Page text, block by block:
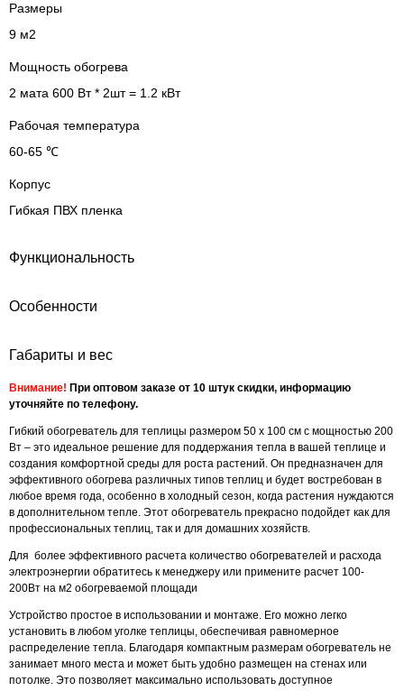
Размеры
9 м2
Мощность обогрева
2 мата 600 Вт * 2шт = 1.2 кВт
Рабочая температура
60-65 ℃
Корпус
Гибкая ПВХ пленка
Функциональность
Особенности
Габариты и вес
Внимание! При оптовом заказе от 10 штук скидки, информацию
уточняйте по телефону.
Гибкий обогреватель для теплицы размером 50 х 100 см с мощностью 200
Вт – это идеальное решение для поддержания тепла в вашей теплице и
создания комфортной среды для роста растений. Он предназначен для
эффективного обогрева различных типов теплиц и будет востребован в
любое время года, особенно в холодный сезон, когда растения нуждаются
в дополнительном тепле. Этот обогреватель прекрасно подойдет как для
профессиональных теплиц, так и для домашних хозяйств.
Для более эффективного расчета количество обогревателей и расхода
электроэнергии обратитесь к менеджеру или примените расчет 100-
200Вт на м2 обогреваемой площади
Устройство простое в использовании и монтаже. Его можно легко
установить в любом уголке теплицы, обеспечивая равномерное
распределение тепла. Благодаря компактным размерам обогреватель не
занимает много места и может быть удобно размещен на стенах или
потолке. Это позволяет максимально использовать доступное